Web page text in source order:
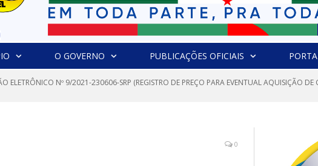
O GOVERNO PUBLICAÇÕES OFICIAIS
ELETRÔNICO Nº 9/2021-230606-SRP (REGISTRO DE PREÇO PARA EVENTUAL AQUISIÇÃO DE
0